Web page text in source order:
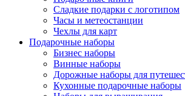
Сладкие подарки с логотипом
Часы и метеостанции
Чехлы для карт
Подарочные наборы
Бизнес наборы
Винные наборы
Дорожные наборы для
Кухонные подарочные наборы